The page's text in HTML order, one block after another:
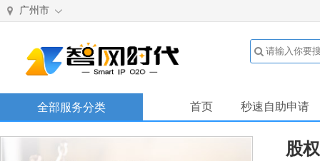
广州市
全部服务分类 首页 秒速自助申请
股